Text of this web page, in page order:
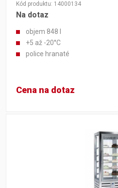
Kód produktu: 14000134
Na dotaz
objem 848 l
+5 až -20°C
police hranaté
Cena na dotaz